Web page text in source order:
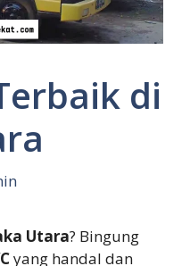
di
Utara? Bingung
yang handal dan